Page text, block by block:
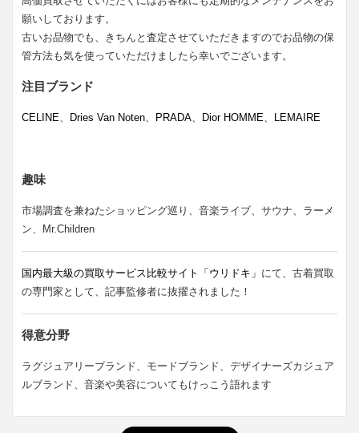
願いしております。
古いお品物でも、きちんと査定させていただきますのでお品物の保
管方法も気を使っていただけましたら幸いでございます。
注目ブランド
CELINE、 Dries Van Noten、 PRADA、 Dior HOMME、 LEMAIRE
趣味
市場調査を兼ねたショッピング巡り、音楽ライブ、サウナ、ラーメ
ン、Mr.Children
国内最大級の買取サービス比較サイト「ウリドキ」 にて、古着買取
の専門家として、記事監修者に抜擢されました！
得意分野
ラグジュアリーブランド、モードブランド、デザイナーズカジュア
ルブランド、音楽や美容についてもけっこう語れます